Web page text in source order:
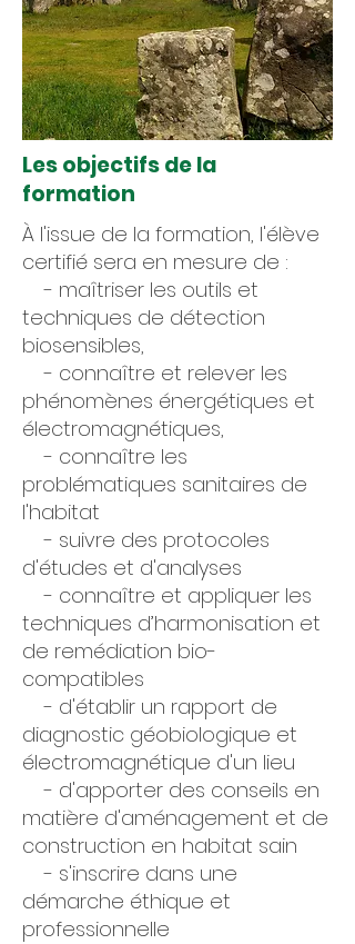
Les objectifs de la
formation
À l'issue de la formation, l'élève
certifié sera en mesure de :
- maîtriser les outils et
techniques de détection
biosensibles,
- connaître et relever les
phénomènes énergétiques et
électromagnétiques,
- connaître les
problématiques sanitaires de
l'habitat
- suivre des protocoles
d'études et d'analyses
- connaître et appliquer les
techniques d’harmonisation et
de remédiation bio-
compatibles
- d'établir un rapport de
diagnostic géobiologique et
électromagnétique d'un lieu
- d'apporter des conseils en
matière d'aménagement et de
construction en habitat sain
- s'inscrire dans une
démarche éthique et
professionnelle